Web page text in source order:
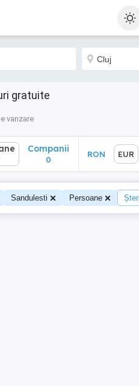
gratuite
vanzare
EUR
Companii
0
RON EUR
Sandulesti Persoane